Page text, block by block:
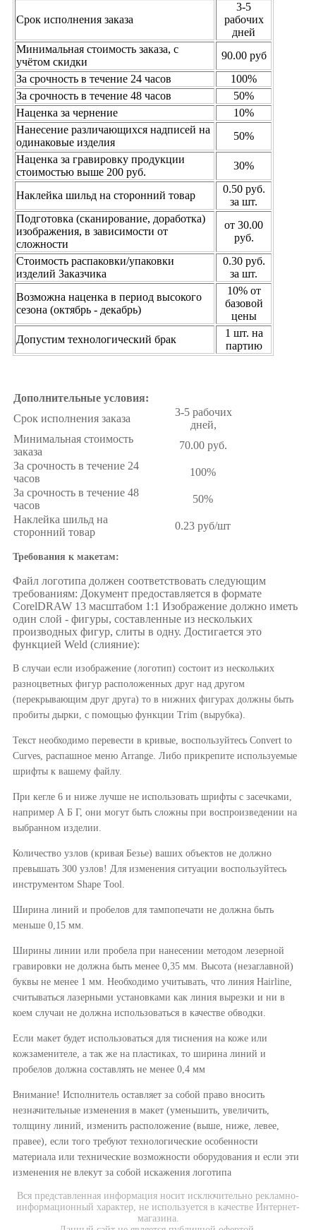
Срок исполнения заказа
3-5
рабочих
дней
Минимальная стоимость заказа, с
учётом скидки
90.00 руб
За срочность в течение 24 часов
100%
За срочность в течение 48 часов
50%
Наценка за чернение
10%
Нанесение различающихся надписей на
одинаковые изделия
50%
Наценка за гравировку продукции
стоимостью выше 200 руб.
30%
Наклейка шильд на сторонний товар
0.50 руб.
за шт.
Подготовка (сканирование, доработка)
изображения, в зависимости от
сложности
от 30.00
руб.
Стоимость распаковки/упаковки
изделий Заказчика
0.30 руб.
за шт.
Возможна наценка в период высокого
сезона (октябрь - декабрь)
10% от
базовой
цены
Допустим технологический брак
1 шт. на
партию
Дополнительные условия:
Срок исполнения заказа
3-5 рабочих
дней,
Минимальная стоимость
заказа
70.00 руб.
За срочность в течение 24
часов
100%
За срочность в течение 48
часов
50%
Наклейка шильд на
сторонний товар
0.23 руб/шт
Требования к макетам:
Файл логотипа должен соответствовать следующим
требованиям: Документ предоставляется в формате
CorelDRAW 13 масштабом 1:1 Изображение должно иметь
один слой - фигуры, составленные из нескольких
производных фигур, слиты в одну. Достигается это
функцией Weld (слияние):
В случаи если изображение (логотип) состоит из нескольких
разноцветных фигур расположенных друг над другом
(перекрывающим друг друга) то в нижних фигурах должны быть
пробиты дырки, с помощью функции Trim (вырубка).
Текст необходимо перевести в кривые, воспользуйтесь Convert to
Curves, распашное меню Arrange. Либо прикрепите используемые
шрифты к вашему файлу.
При кегле 6 и ниже лучше не использовать шрифты с засечками,
например А Б Г, они могут быть сложны при воспроизведении на
выбранном изделии.
Количество узлов (кривая Безье) ваших объектов не должно
превышать 300 узлов! Для изменения ситуации воспользуйтесь
инструментом Shape Tool.
Ширина линий и пробелов для тампопечати не должна быть
меньше 0,15 мм.
Ширины линии или пробела при нанесении методом лезерной
гравировки не должна быть менее 0,35 мм. Высота (незаглавной)
буквы не менее 1 мм. Необходимо учитывать, что линия Hairline,
считываться лазерными установками как линия вырезки и ни в
коем случаи не должна использоваться в качестве обводки.
Если макет будет использоваться для тиснения на коже или
кожзаменителе, а так же на пластиках, то ширина линий и
пробелов должна составлять не менее 0,4 мм
Внимание! Исполнитель оставляет за собой право вносить
незначительные изменения в макет (уменьшить, увеличить,
толщину линий, изменить расположение (выше, ниже, левее,
правее), если того требуют технологические особенности
материала или технические возможности оборудования и если эти
изменения не влекут за собой искажения логотипа
Вся представленная информация носит исключительно рекламно-
информационный характер, не используется в качестве Интернет-
магазина.